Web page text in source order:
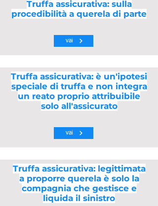
Truffa assicurativa: sulla
procedibilità a querela di parte
vai
Truffa assicurativa: è un'ipotesi
speciale di truffa e non integra
un reato proprio attribuibile
solo all'assicurato
vai
Truffa assicurativa: legittimata
a proporre querela è solo la
compagnia che gestisce e
liquida il sinistro